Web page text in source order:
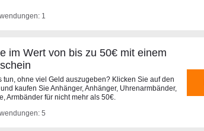
1
im Wert von bis zu 50€ mit einem
tun, ohne viel Geld auszugeben? Klicken Sie auf den
kaufen Sie Anhänger, Anhänger, Uhrenarmbänder,
Armbänder für nicht mehr als 50€.
5